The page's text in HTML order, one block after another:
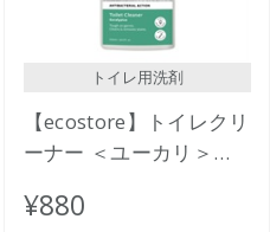
レビューが多い順
トイレ用洗剤
【ecostore】トイレクリ
ーナー ＜ユーカリ＞
¥880